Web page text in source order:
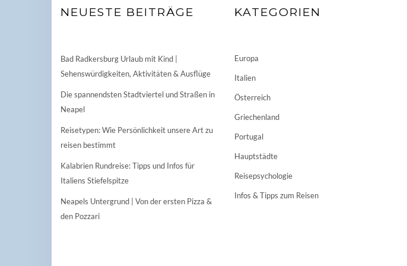
NEUESTE BEITRÄGE
Bad Radkersburg Urlaub mit Kind |
Sehenswürdigkeiten, Aktivitäten & Ausflüge
Die spannendsten Stadtviertel und Straßen in
Neapel
Reisetypen: Wie Persönlichkeit unsere Art zu
reisen bestimmt
Kalabrien Rundreise: Tipps und Infos für
Italiens Stiefelspitze
Neapels Untergrund | Von der ersten Pizza &
den Pozzari
KATEGORIEN
Europa
Italien
Österreich
Griechenland
Portugal
Hauptstädte
Reisepsychologie
Infos & Tipps zum Reisen